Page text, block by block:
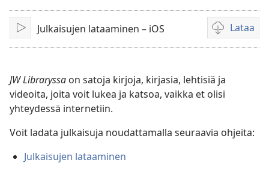
ToistaJulkaisujen lataaminen – iOS Lataa
Videoiden
JW Libraryssa on satoja kirjoja, kirjasia, lehtisiä ja
videoita, joita voit lukea ja katsoa, vaikka et olisi
yhteydessä internetiin.
Voit ladata julkaisuja noudattamalla seuraavia ohjeita:
Julkaisujen lataaminen